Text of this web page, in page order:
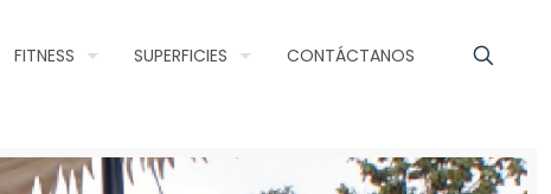
FITNESS SUPERFICIES CONTÁCTANOS